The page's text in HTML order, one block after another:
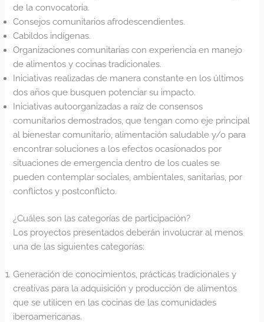
de la convocatoria.
Consejos comunitarios afrodescendientes.
Cabildos indígenas.
Organizaciones comunitarias con experiencia en manejo
de alimentos y cocinas tradicionales.
Iniciativas realizadas de manera constante en los últimos
dos años que busquen potenciar su impacto.
Iniciativas autoorganizadas a raíz de consensos
comunitarios demostrados, que tengan como eje principal
al bienestar comunitario, alimentación saludable y/o para
encontrar soluciones a los efectos ocasionados por
situaciones de emergencia dentro de los cuales se
pueden contemplar sociales, ambientales, sanitarias, por
conflictos y postconflicto.
¿Cuáles son las categorías de participación?
Los proyectos presentados deberán involucrar al menos
una de las siguientes categorías:
Generación de conocimientos, prácticas tradicionales y
creativas para la adquisición y producción de alimentos
que se utilicen en las cocinas de las comunidades
iberoamericanas.